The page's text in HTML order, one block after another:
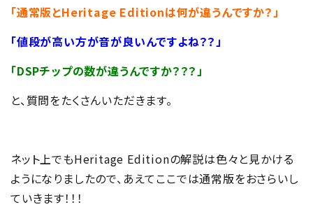
「通常版とHeritage Editionは何が違うんですか？」
「値段が高い方が音が良いんですよね？？」
「DSPチップの数が違うんですか？？？」
と、質問をたくさんいただきます。
ネット上でもHeritage Editionの解説は色々と見かける
ようになりましたので、あえてここでは通常版をおさらいし
ていきます！！！